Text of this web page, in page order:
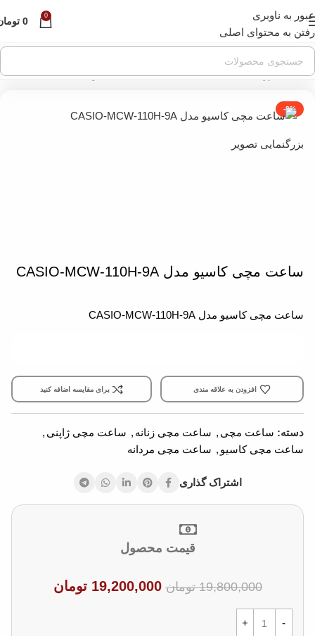
عبور به ناوبری
رفتن به محتوای اصلی
0
0
خانه»فروشگاه»ساعت مچی»ساعت مچی کاسیو مدل CASIO-MCW-110H-9A
-3%
بزرگنمایی تصویر
ساعت مچی کاسیو مدل CASIO-MCW-110H-9A
ساعت مچی کاسیو مدل CASIO-MCW-110H-9A
افزودن به علاقه مندی برای مقایسه اضافه کنید
دسته: ساعت مچی , ساعت مچی زنانه , ساعت مچی ژاپنی ,
ساعت مچی کاسیو , ساعت مچی مردانه
اشتراک گذاری
قیمت محصول
19,800,000 تومان 19,200,000 تومان
قبل از ثبت سفارش ، موجودی محصول مورد نظر را از ما